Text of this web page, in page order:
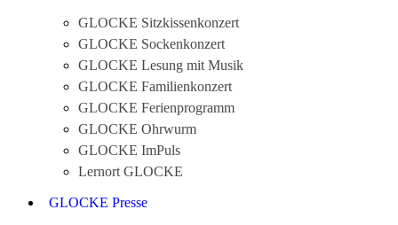
GLOCKE Sitzkissenkonzert
GLOCKE Sockenkonzert
GLOCKE Lesung mit Musik
GLOCKE Familienkonzert
GLOCKE Ferienprogramm
GLOCKE Ohrwurm
GLOCKE ImPuls
Lernort GLOCKE
GLOCKE Presse